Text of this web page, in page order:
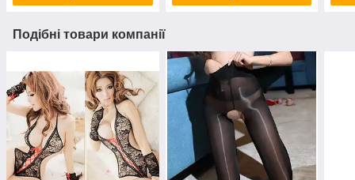
Подібні товари компанії